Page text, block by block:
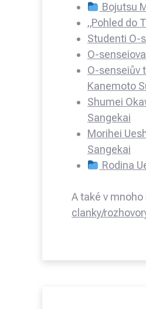
Bojutsu
„Pohled do
Studenti O-
O-
O-senseiův
Kanemoto
Shumei
Sangekai
Morihei
Sangekai
Rodina
A také v mnoho
clanky/